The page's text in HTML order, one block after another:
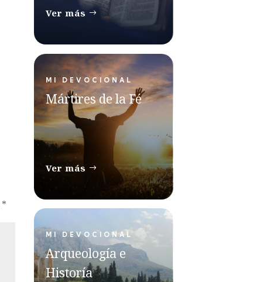
*
Ver más
MI DEVOCIONAL
Mártires de la Fé
Ver más
MI DEVOCIONAL
Arqueología e
Historía